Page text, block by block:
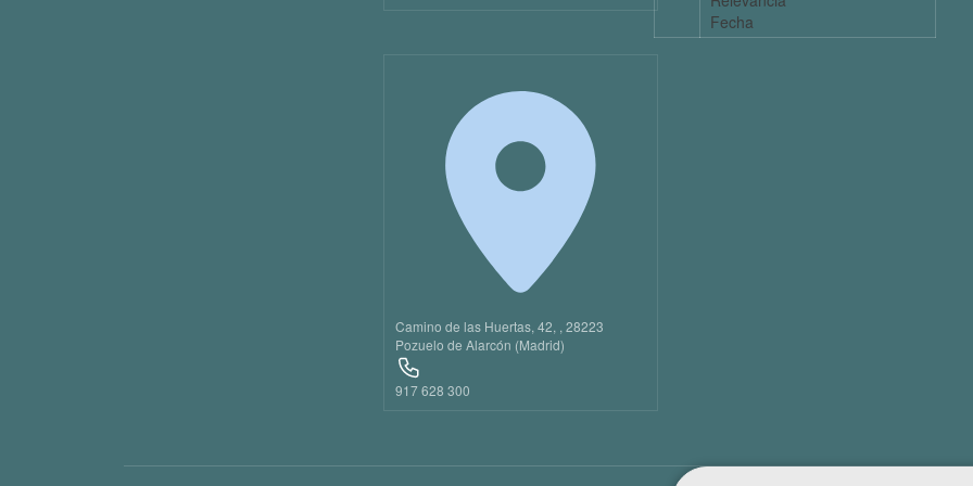
Camino de las Huertas, 42, , 28223
Pozuelo de Alarcón (Madrid)
917 628 300
Fecha